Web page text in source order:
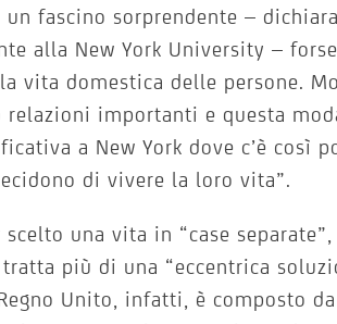
un fascino sorprendente –
alla New York University –
vita domestica delle persone.
relazioni importanti e questa
a New York dove c’è così
di vivere la loro vita”.
una vita in “case
più di una “eccentrica
Unito, infatti, è composto